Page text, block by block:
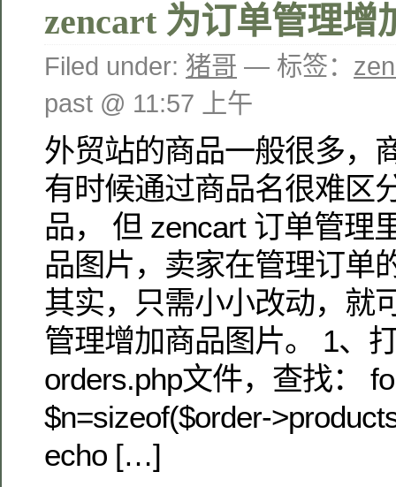
zencart 为订单管理增
Filed under: 猪哥 — 标签：
past @ 11:57 上午
外贸站的商品一般很多，
有时候通过商品名很难区
品， 但 zencart 订单管理
品图片，卖家在管理订单
其实，只需小小改动，就
管理增加商品图片。 1、
orders.php文件，查找：
$n=sizeof($order-
echo […]